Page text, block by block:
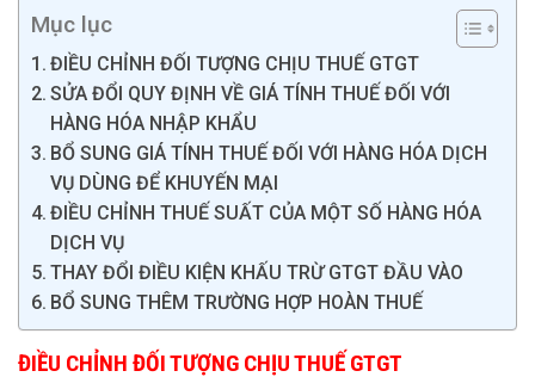
Mục lục
ĐIỀU CHỈNH ĐỐI TƯỢNG CHỊU THUẾ GTGT
SỬA ĐỔI QUY ĐỊNH VỀ GIÁ TÍNH THUẾ ĐỐI VỚI
HÀNG HÓA NHẬP KHẨU
BỔ SUNG GIÁ TÍNH THUẾ ĐỐI VỚI HÀNG HÓA DỊCH
VỤ DÙNG ĐỂ KHUYẾN MẠI
ĐIỀU CHỈNH THUẾ SUẤT CỦA MỘT SỐ HÀNG HÓA
DỊCH VỤ
THAY ĐỔI ĐIỀU KIỆN KHẤU TRỪ GTGT ĐẦU VÀO
BỔ SUNG THÊM TRƯỜNG HỢP HOÀN THUẾ
ĐIỀU CHỈNH ĐỐI TƯỢNG CHỊU THUẾ GTGT